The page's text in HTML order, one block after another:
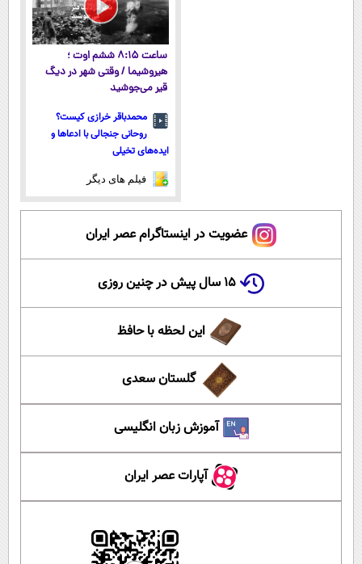
ساعت ۸:۱۵ ششم اوت ؛
هیروشیما / وقتی شهر در دیگ
قیر می‌جوشید
محمدباقر خرازی کیست؟
روحانی جنجالی با ادعاها و
ایده‌های تخیلی
فیلم های دیگر
عضویت در اینستاگرام عصر ایران
۱۵ سال پیش در چنین روزی
این لحظه با حافظ
گلستان سعدی
آموزش زبان انگلیسی
آپارات عصر ایران